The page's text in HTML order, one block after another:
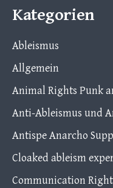
Kategorien
Ableismus
Allgemein
Animal Rights Punk
Anti-Ableismus und
Antispe Anarcho
Cloaked ableism
Communication